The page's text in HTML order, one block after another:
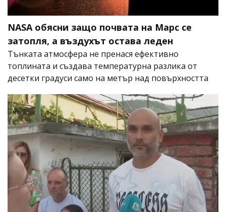
NASA обясни защо почвата на Марс се
затопля, а въздухът остава леден
Тънката атмосфера не пренася ефективно
топлината и създава температурна разлика от
десетки градуси само на метър над повърхността